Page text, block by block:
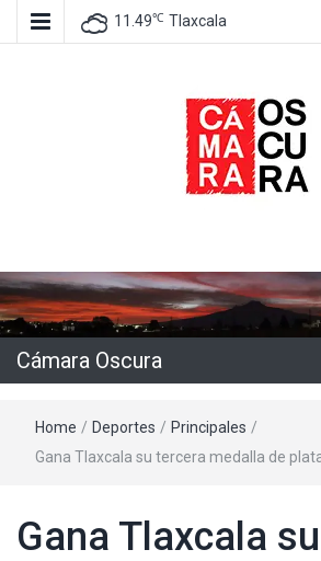
11.49℃ Tlaxcala
Cámara Oscura
Home / Deportes / Principales /
Gana Tlaxcala su tercera medalla de
Gana Tlaxcala